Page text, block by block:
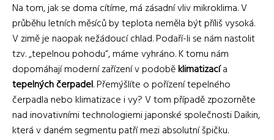
Na tom, jak se doma cítíme, má zásadní vliv mikroklima. V
průběhu letních měsíců by teplota neměla být příliš vysoká.
V zimě je naopak nežádoucí chlad. Podaří-li se nám nastolit
tzv. „tepelnou pohodu“, máme vyhráno. K tomu nám
dopomáhají moderní zařízení v podoběklimatizacía
tepelných čerpadel. Přemýšlíte o pořízení tepelného
čerpadla nebo klimatizace i vy? V tom případě zpozorněte
nad inovativními technologiemi japonské společnosti Daikin,
která v daném segmentu patří mezi absolutní špičku.